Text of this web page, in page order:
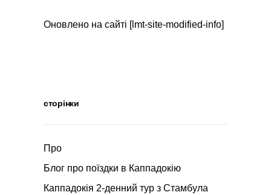
Оновлено на сайті [lmt-site-modified-info]
сторінки
Про
Блог про поїздки в Каппадокію
Каппадокія 2-денний тур з Стамбула